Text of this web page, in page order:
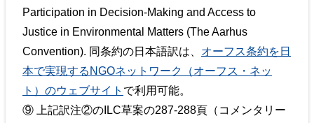
Participation in Decision-Making and Access to
Justice in Environmental Matters (The Aarhus
Convention). 同条約の日本語訳は、 オーフス条約を日
本で実現するNGOネットワーク（オーフス・ネッ
ト）のウェブサイト で利用可能。
⑨ 上記訳注②のILC草案の287-288頁（コメンタリー